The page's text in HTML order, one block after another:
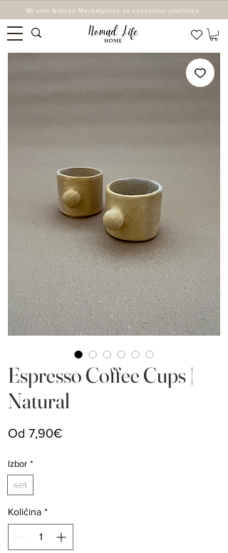
Mi smo Artisan Marketplace za nezavisne umetnike.
Espresso Coffee Cups |
Natural
Od 7,90€
Izbor *
set
Količina *